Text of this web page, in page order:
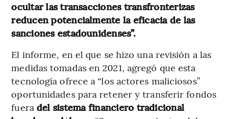
ocultar las transacciones transfronterizas
reducen potencialmente la eficacia de las
sanciones estadounidenses”.
El informe, en el que se hizo una revisión a las
medidas tomadas en 2021, agregó que esta
tecnología ofrece a “los actores maliciosos”
oportunidades para retener y transferir fondos
fuera del sistema financiero tradicional